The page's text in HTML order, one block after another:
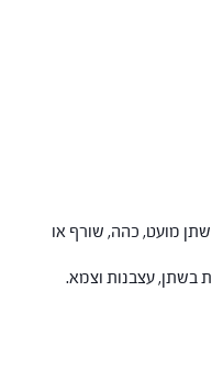
מועט, כהה, שורף או
בשתן, עצבנות וצמא.